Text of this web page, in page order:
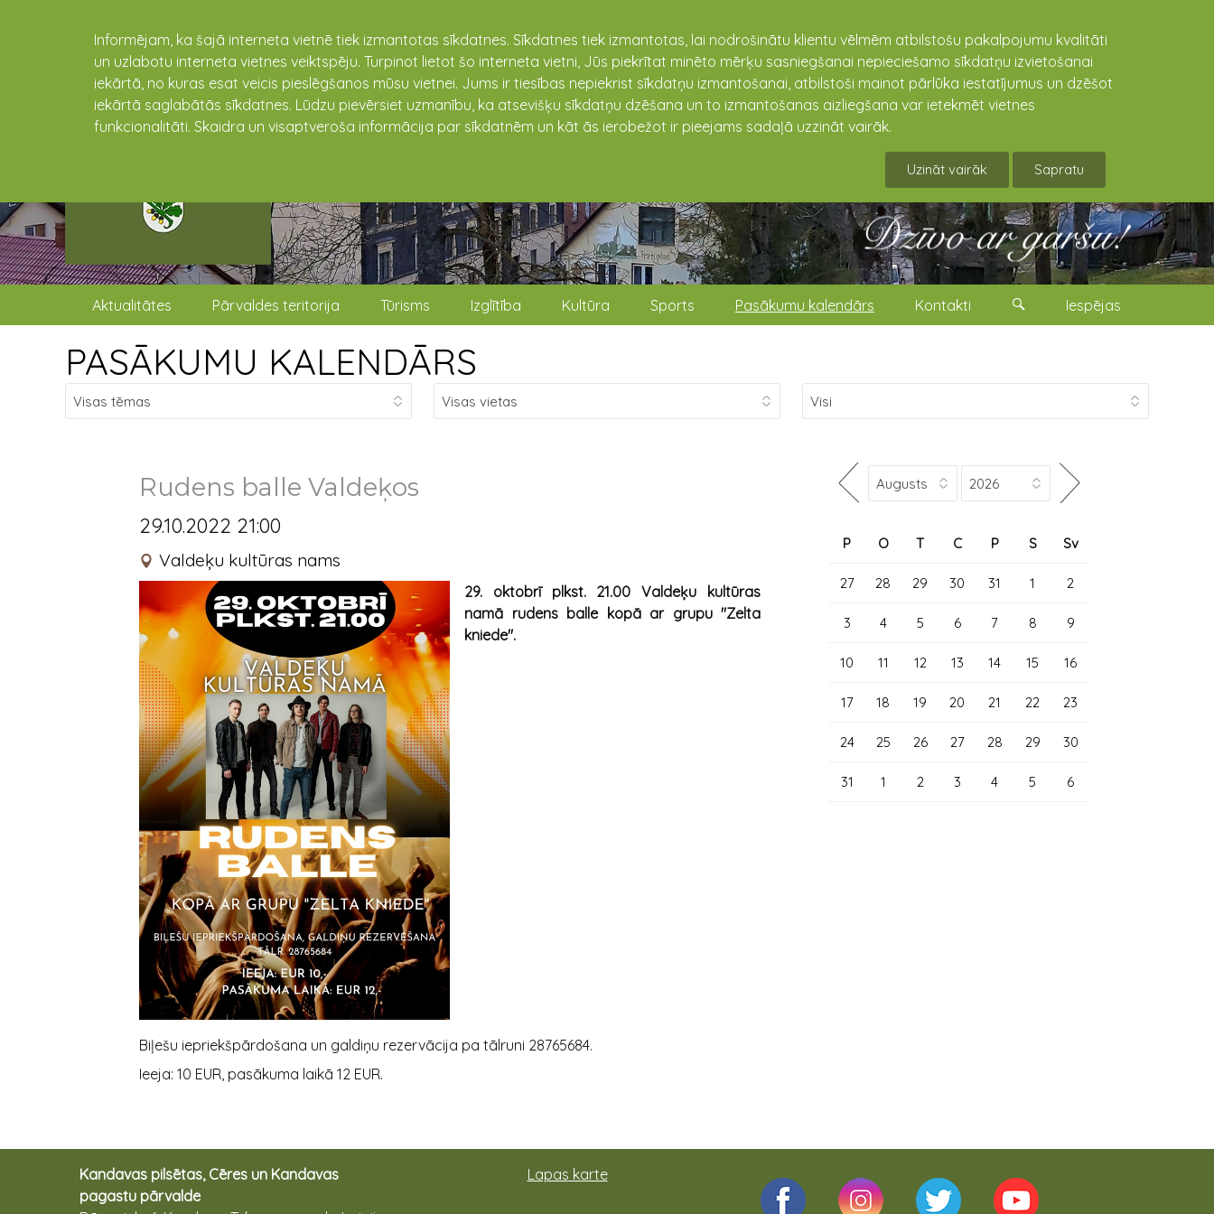
Informējam, ka šajā interneta vietnē tiek izmantotas sīkdatnes. Sīkdatnes tiek izmantotas, lai nodrošinātu klientu vēlmēm atbilstošu pakalpojumu kvalitāti
un uzlabotu interneta vietnes veiktspēju. Turpinot lietot šo interneta vietni, Jūs piekrītat minēto mērķu sasniegšanai nepieciešamo sīkdatņu izvietošanai
iekārtā, no kuras esat veicis pieslēgšanos mūsu vietnei. Jums ir tiesības nepiekrist sīkdatņu izmantošanai, atbilstoši mainot pārlūka iestatījumus un dzēšot
iekārtā saglabātās sīkdatnes. Lūdzu pievērsiet uzmanību, ka atsevišķu sīkdatņu dzēšana un to izmantošanas aizliegšana var ietekmēt vietnes
funkcionalitāti. Skaidra un visaptveroša informācija par sīkdatnēm un kāt ās ierobežot ir pieejams sadaļā uzzināt vairāk.
Uzināt vairāk Sapratu
Aktualitātes Pārvaldes teritorija Tūrisms Izglītība Kultūra Sports Pasākumu kalendārs Kontakti Iespējas
PASĀKUMU KALENDĀRS
Rudens balle Valdeķos
29.10.2022 21:00
Valdeķu kultūras nams
29. oktobrī plkst. 21.00 Valdeķu kultūras
namā rudens balle kopā ar grupu "Zelta
kniede".
Biļešu iepriekšpārdošana un galdiņu rezervācija pa tālruni 28765684.
Ieeja: 10 EUR, pasākuma laikā 12 EUR.
P O T C P S Sv
27 28 29 30 31 1 2
3 4 5 6 7 8 9
10 11 12 13 14 15 16
17 18 19 20 21 22 23
24 25 26 27 28 29 30
31 1 2 3 4 5 6
Kandavas pilsētas, Cēres un Kandavas
pagastu pārvalde
Lapas karte